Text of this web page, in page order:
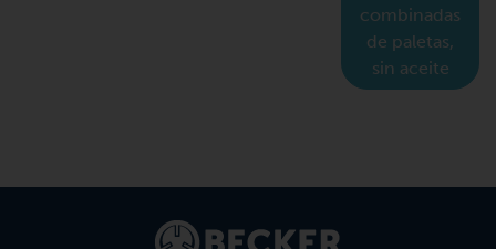
combinadas
de paletas,
sin aceite